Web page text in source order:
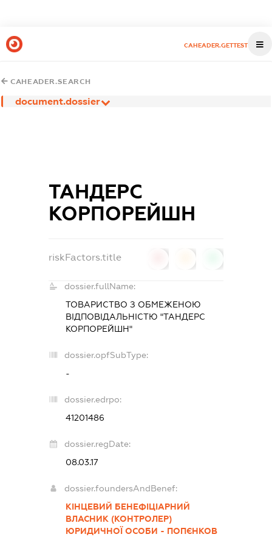
CAHEADER.GETTEST
CAHEADER.SEARCH
document.dossier
ТАНДЕРС
КОРПОРЕЙШН
riskFactors.title
dossier.fullName:
ТОВАРИСТВО З ОБМЕЖЕНОЮ
ВІДПОВІДАЛЬНІСТЮ "ТАНДЕРС
КОРПОРЕЙШН"
dossier.opfSubType:
-
dossier.edrpo:
41201486
dossier.regDate:
08.03.17
dossier.foundersAndBenef:
КІНЦЕВИЙ БЕНЕФІЦІАРНИЙ
ВЛАСНИК (КОНТРОЛЕР)
ЮРИДИЧНОЇ ОСОБИ - ПОПЄНКОВ